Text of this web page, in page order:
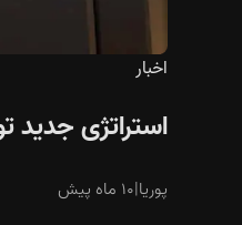
اخبار
استراتژی جدید تویوتا؛
پوریا|۱۰ ماه پیش